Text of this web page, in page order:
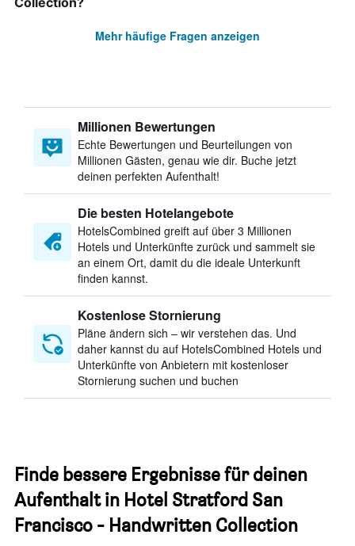
Mehr häufige Fragen anzeigen
Millionen Bewertungen
Echte Bewertungen und Beurteilungen von
Millionen Gästen, genau wie dir. Buche jetzt
deinen perfekten Aufenthalt!
Die besten Hotelangebote
HotelsCombined greift auf über 3 Millionen
Hotels und Unterkünfte zurück und sammelt sie
an einem Ort, damit du die ideale Unterkunft
finden kannst.
Kostenlose Stornierung
Pläne ändern sich – wir verstehen das. Und
daher kannst du auf HotelsCombined Hotels und
Unterkünfte von Anbietern mit kostenloser
Stornierung suchen und buchen
Finde bessere Ergebnisse für deinen
Aufenthalt in Hotel Stratford San
Francisco - Handwritten Collection